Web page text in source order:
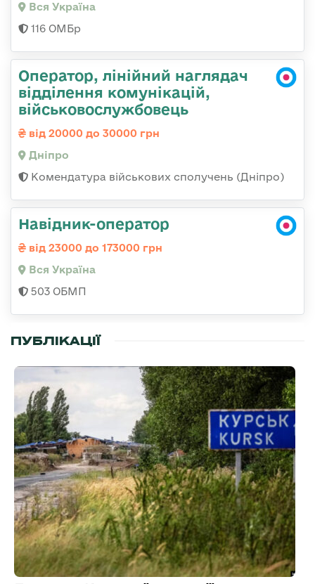
Вся Україна
116 ОМБр
Оператор, лінійний наглядач
відділення комунікацій,
військовослужбовець
від 20000 до 30000 грн
Дніпро
Комендатура військових сполучень (Дніпро)
Навідник-оператор
від 23000 до 173000 грн
Вся Україна
503 ОБМП
ПУБЛІКАЦІЇ